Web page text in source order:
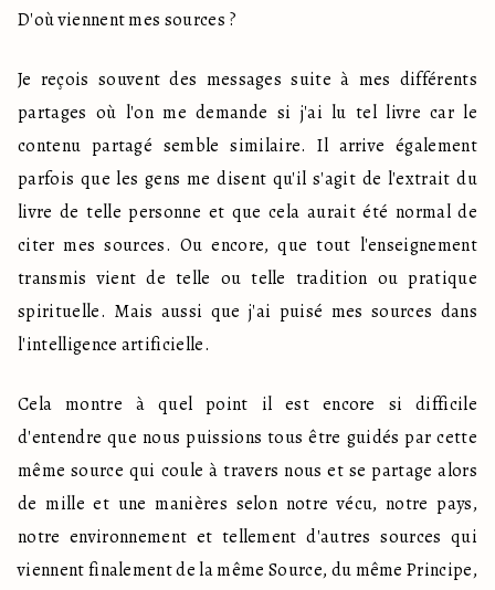
D'où viennent mes sources ?
Je reçois souvent des messages suite à mes différents
partages où l'on me demande si j'ai lu tel livre car le
contenu partagé semble similaire. Il arrive également
parfois que les gens me disent qu'il s'agit de l'extrait du
livre de telle personne et que cela aurait été normal de
citer mes sources. Ou encore, que tout l'enseignement
transmis vient de telle ou telle tradition ou pratique
spirituelle. Mais aussi que j'ai puisé mes sources dans
l'intelligence artificielle.
Cela montre à quel point il est encore si difficile
d'entendre que nous puissions tous être guidés par cette
même source qui coule à travers nous et se partage alors
de mille et une manières selon notre vécu, notre pays,
notre environnement et tellement d'autres sources qui
viennent finalement de la même Source, du même Principe,